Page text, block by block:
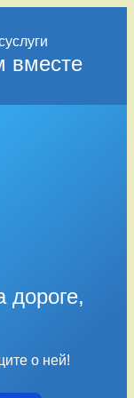
вместе
дороге,
о ней!